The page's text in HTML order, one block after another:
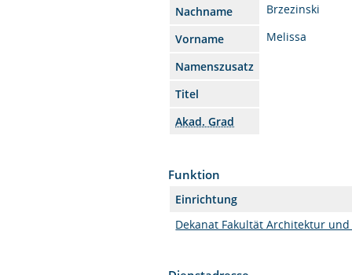
Nachname
Brzezinski
Vorname
Melissa
Namenszusatz
Titel
Akad. Grad
Funktion
Einrichtung
Dekanat Fakultät Architektur